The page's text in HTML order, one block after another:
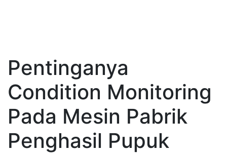
Pentinganya
Condition Monitoring
Pada Mesin Pabrik
Penghasil Pupuk